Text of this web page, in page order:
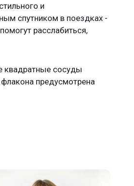
и
спутником в поездках -
расслабиться,
квадратные сосуды
предусмотрена